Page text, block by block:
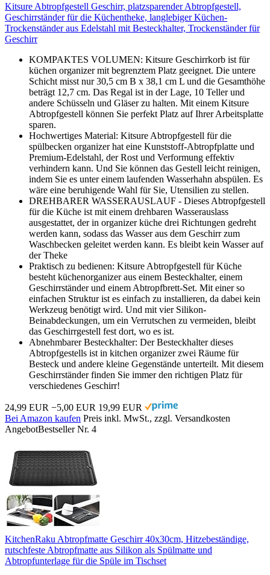
Kitsure Abtropfgestell Geschirr, platzsparender Abtropfgestell,
Geschirrständer für die Küchentheke, langlebiger Küchen-
Trockenständer aus Edelstahl mit Besteckhalter, Trockenständer für
Geschirr
KOMPAKTES VOLUMEN: Kitsure Geschirrkorb ist für
küchen organizer mit begrenztem Platz geeignet. Die untere
Schicht misst nur 30,5 cm B x 38,1 cm L und die Gesamthöhe
beträgt 12,7 cm. Das Regal ist in der Lage, 10 Teller und
andere Schüsseln und Gläser zu halten. Mit einem Kitsure
Abtropfgestell können Sie perfekt Platz auf Ihrer Arbeitsplatte
sparen.
Hochwertiges Material: Kitsure Abtropfgestell für die
spülbecken organizer hat eine Kunststoff-Abtropfplatte und
Premium-Edelstahl, der Rost und Verformung effektiv
verhindern kann. Und Sie können das Gestell leicht reinigen,
indem Sie es unter einem laufenden Wasserhahn abspülen. Es
wäre eine beruhigende Wahl für Sie, Utensilien zu stellen.
DREHBARER WASSERAUSLAUF - Dieses Abtropfgestell
für die Küche ist mit einem drehbaren Wasserauslass
ausgestattet, der in organizer küche drei Richtungen gedreht
werden kann, sodass das Wasser aus dem Geschirr zum
Waschbecken geleitet werden kann. Es bleibt kein Wasser auf
der Theke
Praktisch zu bedienen: Kitsure Abtropfgestell für Küche
besteht küchenorganizer aus einem Besteckhalter, einem
Geschirrständer und einem Abtropfbrett-Set. Mit einer so
einfachen Struktur ist es einfach zu installieren, da dabei kein
Werkzeug benötigt wird. Und mit vier Silikon-
Beinabdeckungen, um ein Verrutschen zu vermeiden, bleibt
das Geschirrgestell fest dort, wo es ist.
Abnehmbarer Besteckhalter: Der Besteckhalter dieses
Abtropfgestells ist in kitchen organizer zwei Räume für
Besteck und andere kleine Gegenstände unterteilt. Mit diesem
Geschirrständer finden Sie immer den richtigen Platz für
verschiedenes Geschirr!
24,99 EUR −5,00 EUR 19,99 EUR
Bei Amazon kaufen Preis inkl. MwSt., zzgl. Versandkosten
AngebotBestseller Nr. 4
KitchenRaku Abtropfmatte Geschirr 40x30cm, Hitzebeständige,
rutschfeste Abtropfmatte aus Silikon als Spülmatte und
Abtropfunterlage für die Spüle im Tischset